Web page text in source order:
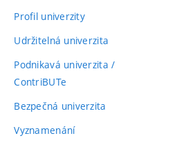
Profil univerzity
Udržitelná univerzita
Podnikavá univerzita /
ContriBUTe
Bezpečná univerzita
Vyznamenání